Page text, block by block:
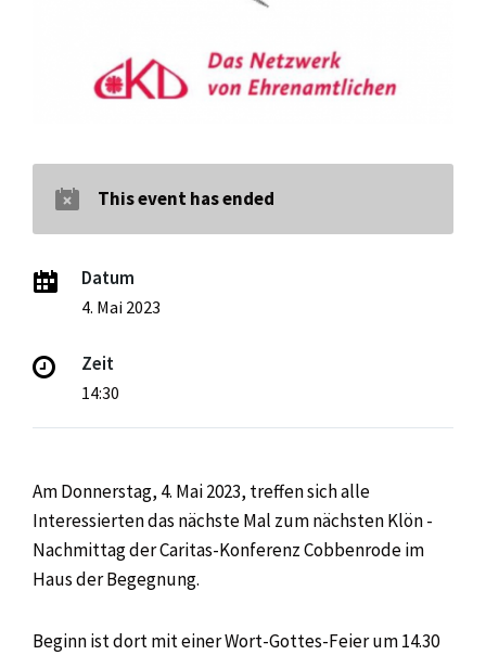
This event has ended
Datum
4. Mai 2023
Zeit
14:30
Am Donnerstag, 4. Mai 2023, treffen sich alle
Interessierten das nächste Mal zum nächsten Klön -
Nachmittag der Caritas-Konferenz Cobbenrode im
Haus der Begegnung.
Beginn ist dort mit einer Wort-Gottes-Feier um 14.30